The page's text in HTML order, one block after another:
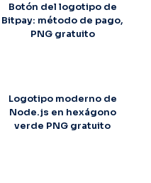
Botón del logotipo de
Bitpay: método de pago,
PNG gratuito
Logotipo moderno de
Node.js en hexágono
verde PNG gratuito